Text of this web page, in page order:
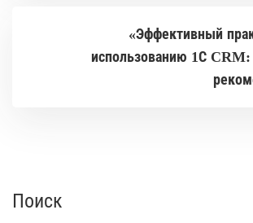
«Эффективный
использованию 1С
Поиск